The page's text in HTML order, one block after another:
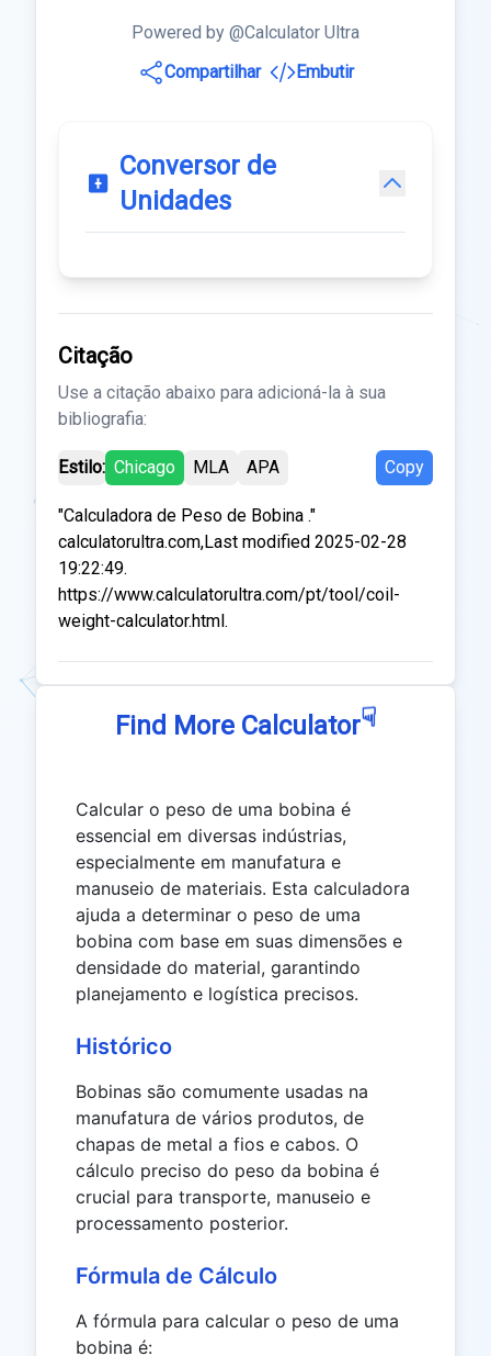
Powered by @Calculator Ultra
Compartilhar
Embutir
Conversor de
Unidades
Citação
Use a citação abaixo para adicioná-la à sua
bibliografia:
Estilo: Chicago MLA APA Copy
"Calculadora de Peso de Bobina ."
calculatorultra.com,Last modified 2025-02-28
19:22:49.
https://www.calculatorultra.com/pt/tool/coil-
weight-calculator.html.
Find More Calculator☟
Calcular o peso de uma bobina é
essencial em diversas indústrias,
especialmente em manufatura e
manuseio de materiais. Esta calculadora
ajuda a determinar o peso de uma
bobina com base em suas dimensões e
densidade do material, garantindo
planejamento e logística precisos.
Histórico
Bobinas são comumente usadas na
manufatura de vários produtos, de
chapas de metal a fios e cabos. O
cálculo preciso do peso da bobina é
crucial para transporte, manuseio e
processamento posterior.
Fórmula de Cálculo
A fórmula para calcular o peso de uma
bobina é: